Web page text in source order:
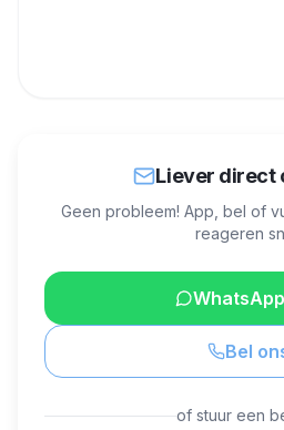
Liever direct
Geen probleem! App, bel of
reageren
Bel
of stuur een